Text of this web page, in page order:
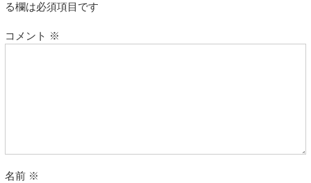
る欄は必須項目です
コメント ※
名前 ※